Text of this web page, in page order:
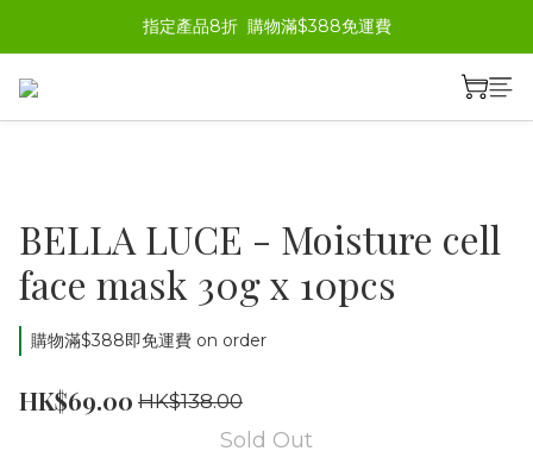
指定產品8折  購物滿$388免運費
BELLA LUCE - Moisture cell
face mask 30g x 10pcs
購物滿$388即免運費 on order
HK$69.00 HK$138.00
Sold Out